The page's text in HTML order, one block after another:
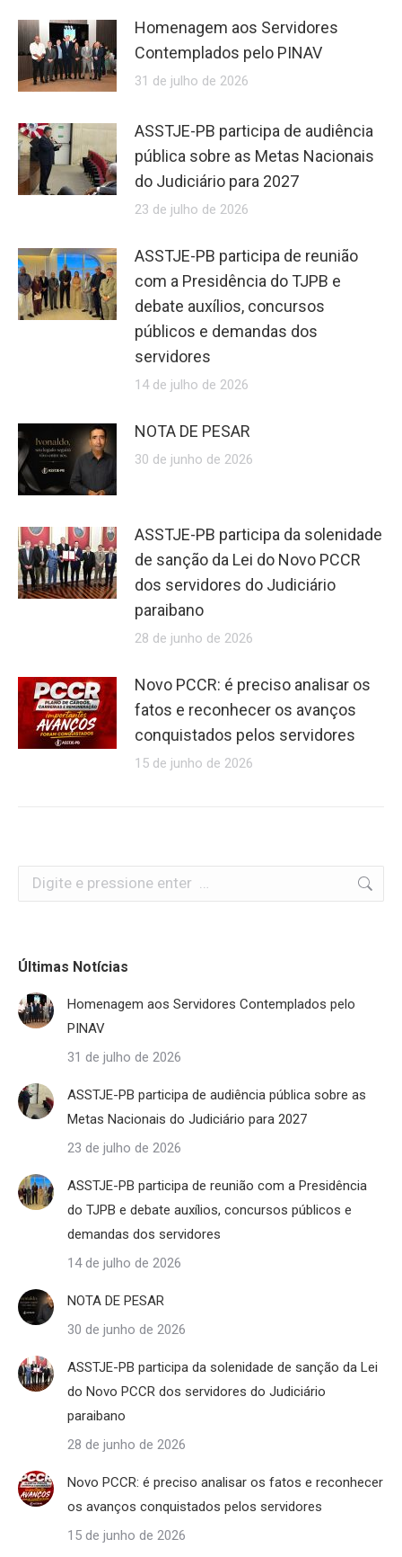
Homenagem aos Servidores
Contemplados pelo PINAV
31 de julho de 2026
ASSTJE-PB participa de audiência
pública sobre as Metas Nacionais
do Judiciário para 2027
23 de julho de 2026
ASSTJE-PB participa de reunião
com a Presidência do TJPB e
debate auxílios, concursos
públicos e demandas dos
servidores
14 de julho de 2026
NOTA DE PESAR
30 de junho de 2026
ASSTJE-PB participa da solenidade
de sanção da Lei do Novo PCCR
dos servidores do Judiciário
paraibano
28 de junho de 2026
Novo PCCR: é preciso analisar os
fatos e reconhecer os avanços
conquistados pelos servidores
15 de junho de 2026
Search:
Últimas Notícias
Homenagem aos Servidores Contemplados pelo
PINAV
31 de julho de 2026
ASSTJE-PB participa de audiência pública sobre as
Metas Nacionais do Judiciário para 2027
23 de julho de 2026
ASSTJE-PB participa de reunião com a Presidência
do TJPB e debate auxílios, concursos públicos e
demandas dos servidores
14 de julho de 2026
NOTA DE PESAR
30 de junho de 2026
ASSTJE-PB participa da solenidade de sanção da Lei
do Novo PCCR dos servidores do Judiciário
paraibano
28 de junho de 2026
Novo PCCR: é preciso analisar os fatos e reconhecer
os avanços conquistados pelos servidores
15 de junho de 2026